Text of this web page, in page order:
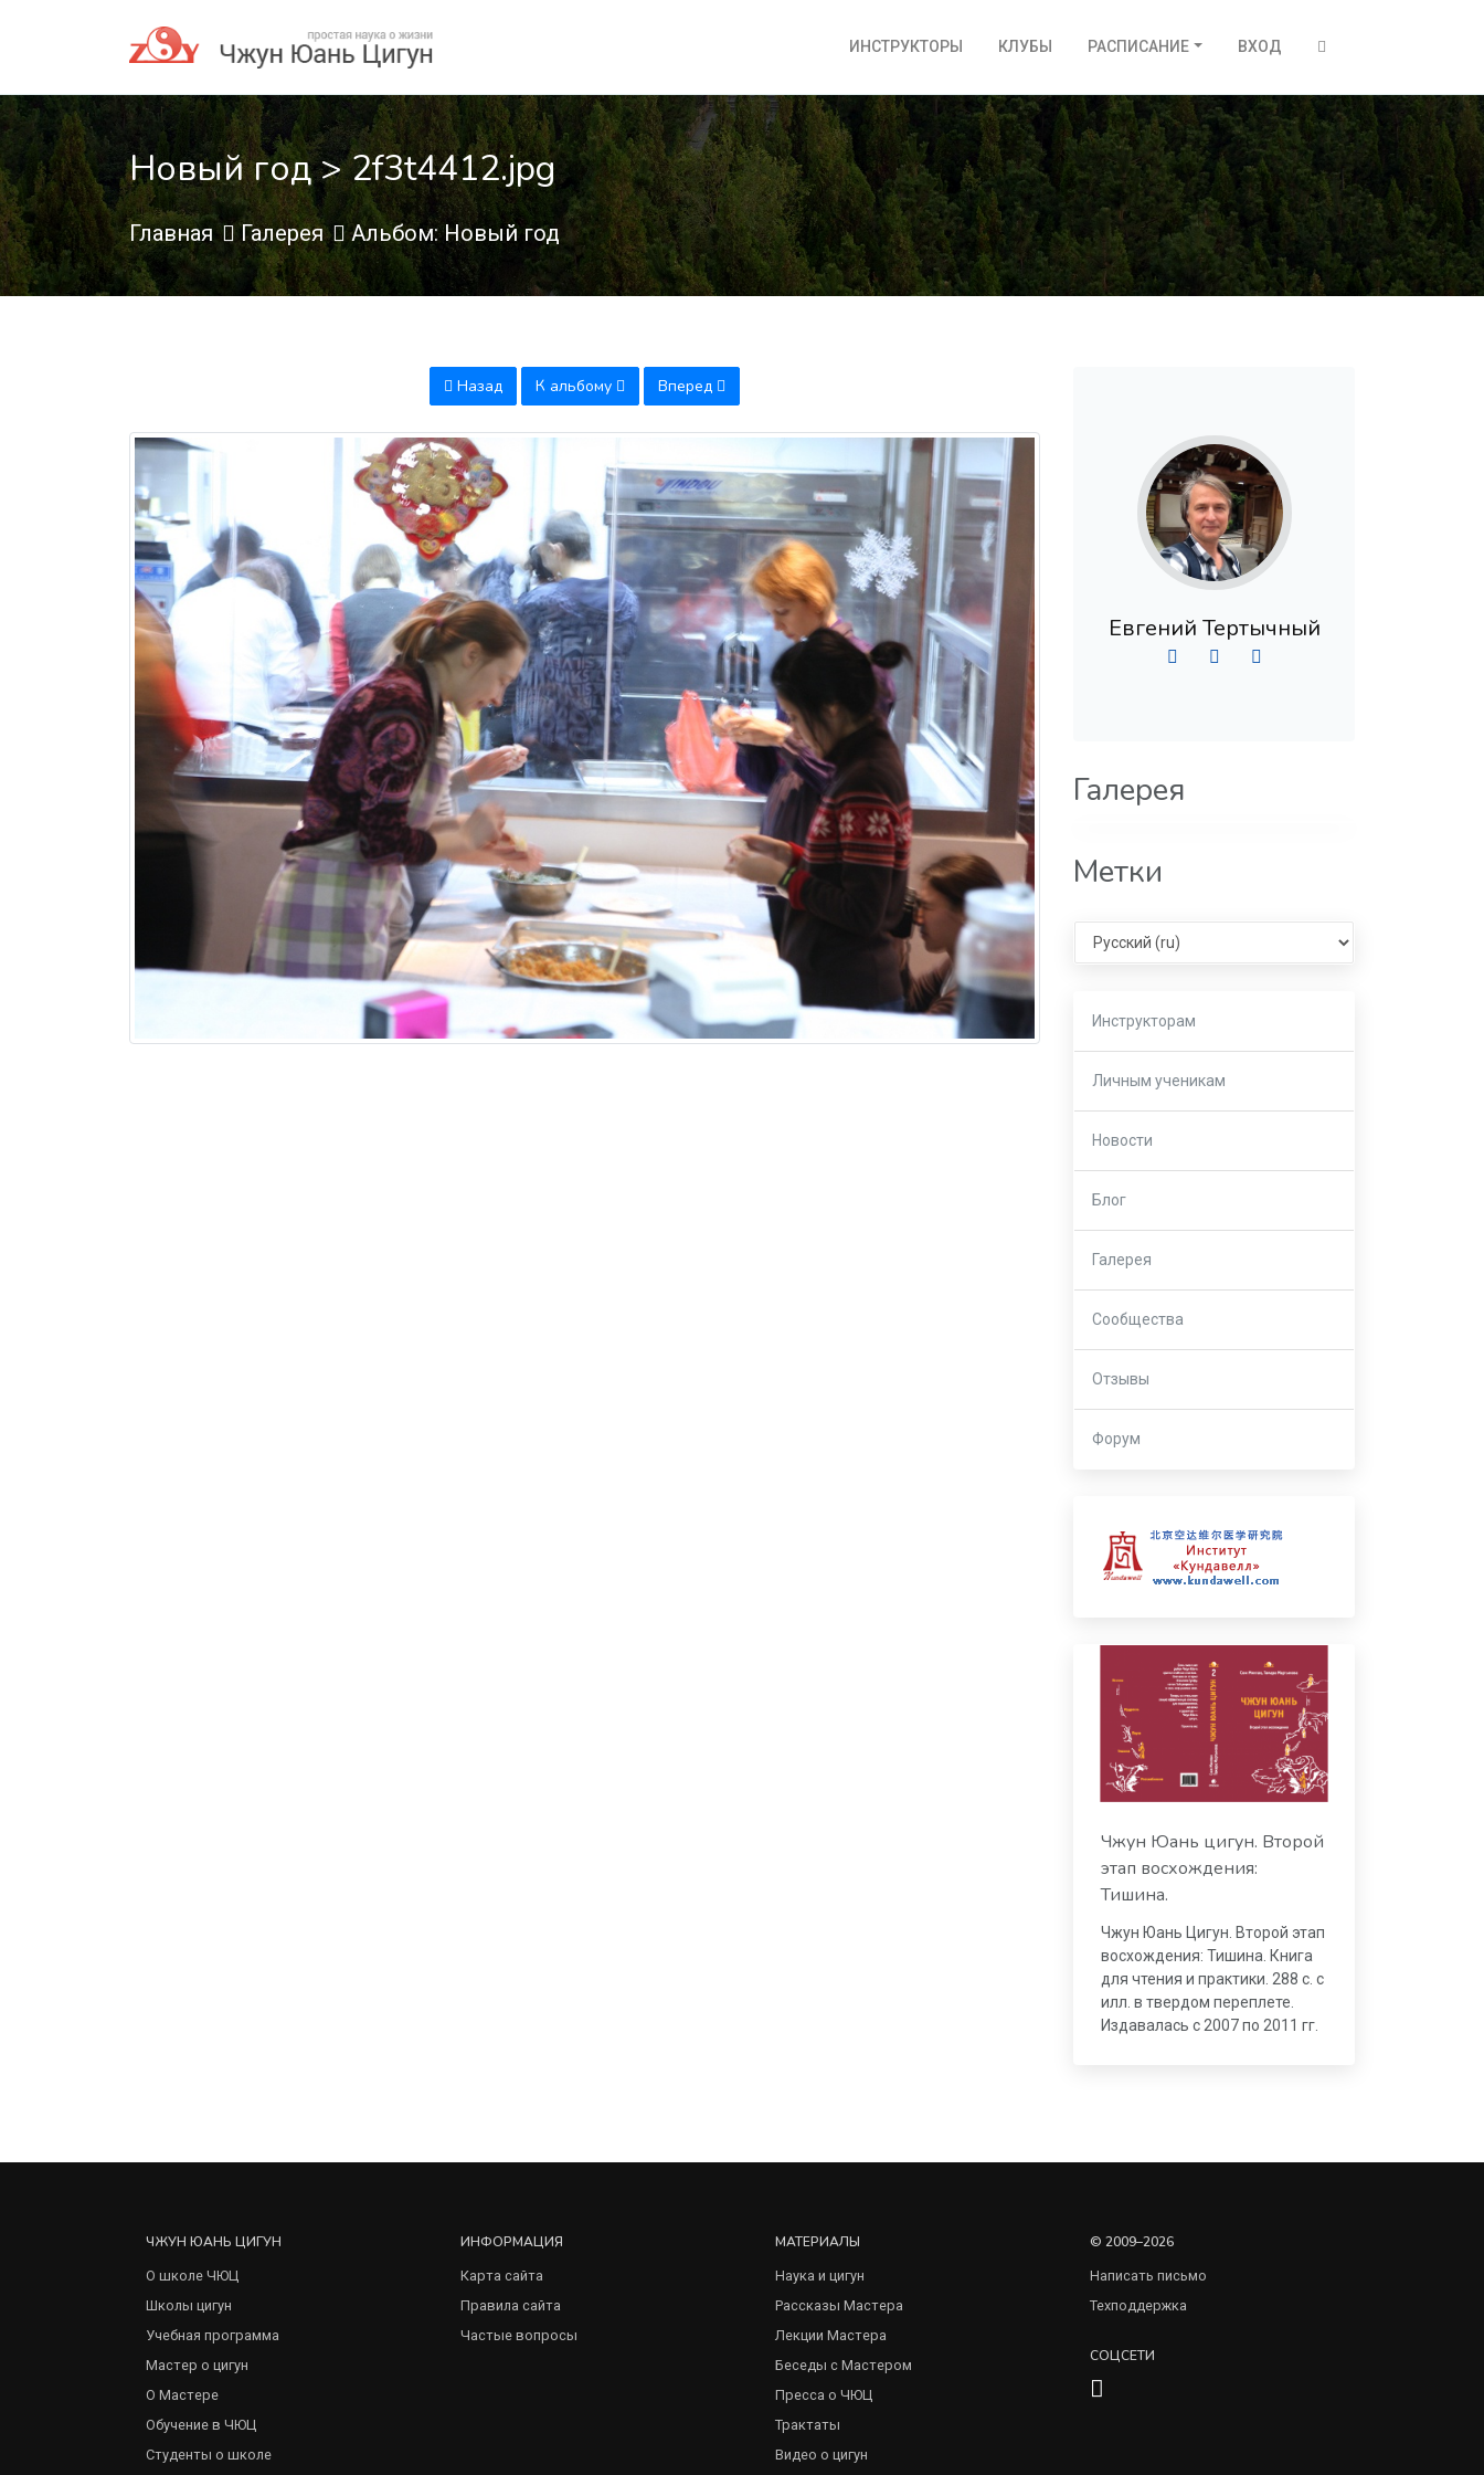
ИНСТРУКТОРЫ КЛУБЫ РАСПИСАНИЕ ВХОД
Новый год > 2f3t4412.jpg
Главная Галерея Альбом: Новый год
Назад К альбому Вперед
Евгений Тертычный
Галерея
Метки
Select language
Инструкторам
Личным ученикам
Новости
Блог
Галерея
Сообщества
Отзывы
Форум
Чжун Юань цигун. Второй
этап восхождения:
Тишина.
Чжун Юань Цигун. Второй этап
восхождения: Тишина. Книга
для чтения и практики. 288 с. с
илл. в твердом переплете.
Издавалась с 2007 по 2011 гг.
ЧЖУН ЮАНЬ ЦИГУН
О школе ЧЮЦ
Школы цигун
Учебная программа
Мастер о цигун
О Мастере
Обучение в ЧЮЦ
Студенты о школе
ИНФОРМАЦИЯ
Карта сайта
Правила сайта
Частые вопросы
МАТЕРИАЛЫ
Наука и цигун
Рассказы Мастера
Лекции Мастера
Беседы с Мастером
Пресса о ЧЮЦ
Трактаты
Видео о цигун
© 2009–2026
Написать письмо
Техподдержка
СОЦСЕТИ